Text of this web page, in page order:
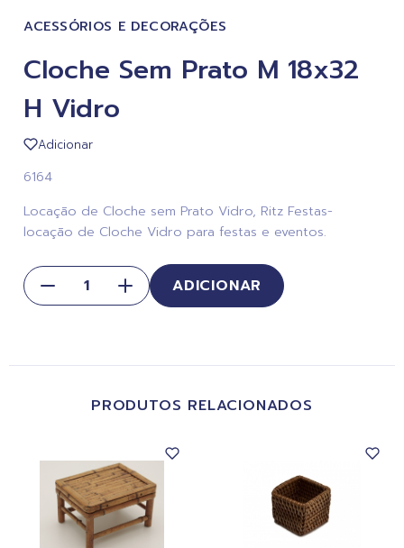
ACESSÓRIOS E DECORAÇÕES
Cloche Sem Prato M 18x32
H Vidro
Adicionar
6164
Locação de Cloche sem Prato Vidro, Ritz Festas-
locação de Cloche Vidro para festas e eventos.
ADICIONAR
PRODUTOS RELACIONADOS